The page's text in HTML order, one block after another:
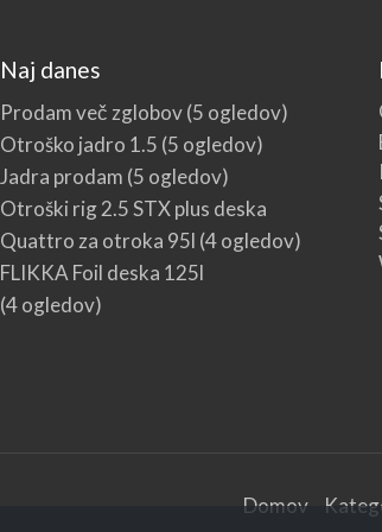
Naj danes
Prodam več zglobov(5 ogledov)
Otroško jadro 1.5 (5 ogledov)
Jadra prodam (5 ogledov)
Otroški rig 2.5 STX plus deska
Quattro za otroka 95l (4 ogledov)
FLIKKA Foil deska 125l
(4 ogledov)
Domov